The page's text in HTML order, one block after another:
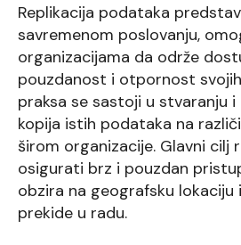
Replikacija podataka
savremenom poslovanju,
organizacijama da održe
pouzdanost i otpornost
praksa se sastoji u stvaranju i
kopija istih podataka na
širom organizacije. Glavni cilj
osigurati brz i pouzdan
obzira na geografsku lokaciju
prekide u radu.